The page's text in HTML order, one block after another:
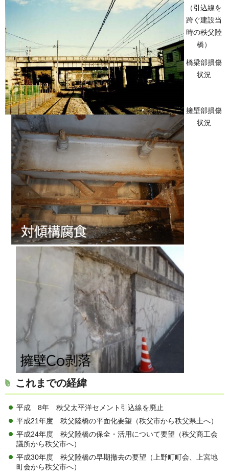
（引込線を
跨ぐ建設当
時の秩父陸
橋）
橋梁部損傷
状況
擁壁部損傷
状況
これまでの経緯
平成 8年 秩父太平洋セメント引込線を廃止
平成21年度 秩父陸橋の平面化要望（秩父市から秩父県土へ）
平成24年度 秩父陸橋の保全・活用について要望（秩父商工会
議所から秩父市へ）
平成30年度 秩父陸橋の早期撤去の要望（上野町町会、上宮地
町会から秩父市へ）